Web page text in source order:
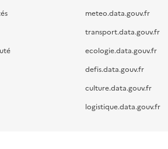
meteo.data.gouv.fr
transport.data.gouv.fr
ecologie.data.gouv.fr
defis.data.gouv.fr
culture.data.gouv.fr
logistique.data.gouv.fr